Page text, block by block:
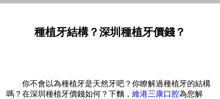
種植牙結構？深圳種植牙價錢？
你不會以為種植牙是天然牙吧？你瞭解過種植牙的結構
嗎？在深圳種植牙價錢如何？下麵，維港三康口腔為您解